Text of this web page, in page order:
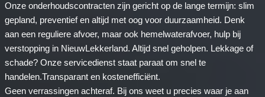
Onze onderhoudscontracten zijn gericht op de lange termijn: slim
gepland, preventief en altijd met oog voor duurzaamheid. Denk
aan een reguliere afvoer, maar ook hemelwaterafvoer, hulp bij
verstopping in NieuwLekkerland. Altijd snel geholpen. Lekkage of
schade? Onze servicedienst staat paraat om snel te
handelen.Transparant en kostenefficiënt.
Geen verrassingen achteraf. Bij ons weet u precies waar je aan